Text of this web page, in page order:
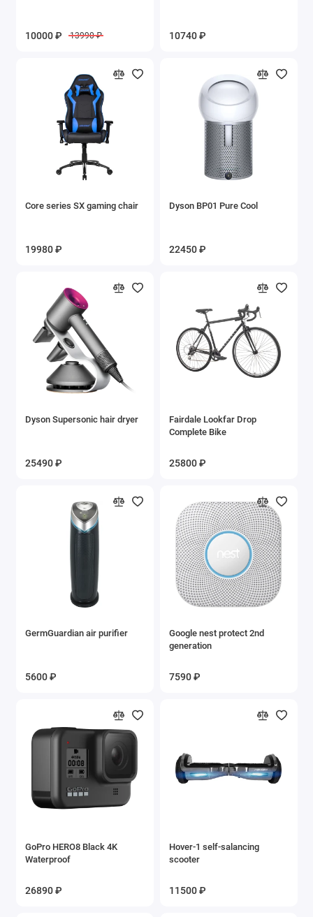
10000 ₽ 13990 ₽ 10740 ₽
Core series SX gaming chair
19980 ₽
Dyson BP01 Pure Cool
22450 ₽
Dyson Supersonic hair dryer
25490 ₽
Fairdale Lookfar Drop
Complete Bike
25800 ₽
GermGuardian air purifier
5600 ₽
Google nest protect 2nd
generation
7590 ₽
GoPro HERO8 Black 4K
Waterproof
26890 ₽
Hover-1 self-salancing
scooter
11500 ₽